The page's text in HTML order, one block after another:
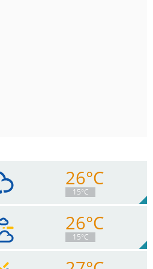
26°C
15°C
26°C
15°C